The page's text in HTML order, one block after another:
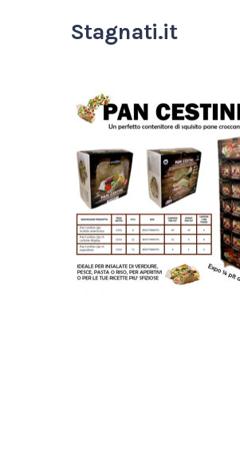
Stagnati.it